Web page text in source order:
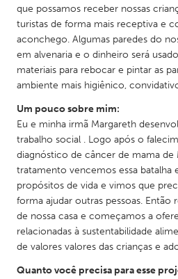
Ann Arbor, MI
Austin,
Baltimore, MD
Burlingame-San Mateo, CA
Cass
Chicago, IL
Gainesville, FL
Gloucester, MA
Ipswich, MA
Key
Los Angeles, CA
Miami,
New York City, NY
Newburyport, MA
North
Oahu, HI
que possamos receber nossas
turistas de forma mais receptiva e
aconchego. Algumas paredes do
em alvenaria e o dinheiro será
materiais para rebocar e pintar as
ambiente mais higiênico,
Um pouco sobre mim:
Eu e minha irmã Margareth
trabalho social . Logo após o
diagnóstico de câncer de mama de
tratamento vencemos essa batalha
propósitos de vida e vimos que
forma ajudar outras pessoas. Então
de nossa casa e começamos a
relacionadas à sustentabilidade
de valores valores das crianças e
Quanto você precisa para esse